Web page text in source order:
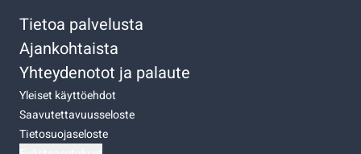
Tietoa palvelusta
Ajankohtaista
Yhteydenotot ja palaute
Yleiset käyttöehdot
Saavutettavuusseloste
Tietosuojaseloste